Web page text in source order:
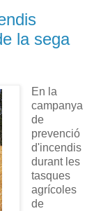
la sega
En la
campanya
de
prevenció
d'incendis
durant les
tasques
agrícoles
de